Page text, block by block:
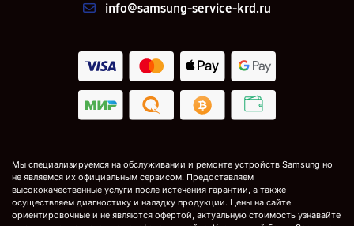
info@samsung-service-krd.ru
Мы специализируемся на обслуживании и ремонте устройств Samsung но
не являемся их официальным сервисом. Предоставляем
высококачественные услуги после истечения гарантии, а также
осуществляем диагностику и наладку продукции. Цены на сайте
ориентировочные и не являются офертой, актуальную стоимость узнавайте